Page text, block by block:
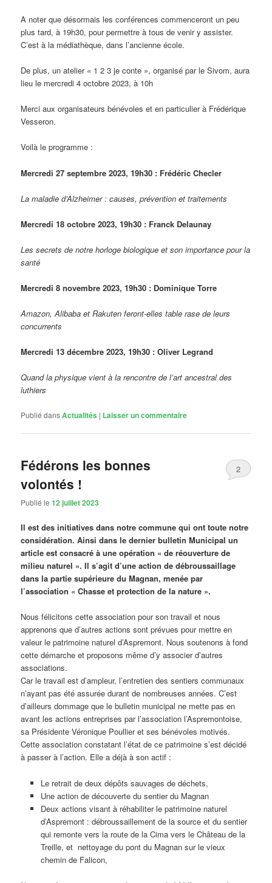
A noter que désormais les conférences commenceront un peu
plus tard, à 19h30, pour permettre à tous de venir y assister.
C’est à la médiathèque, dans l’ancienne école.
De plus, un atelier « 1 2 3 je conte », organisé par le Sivom, aura
lieu le mercredi 4 octobre 2023, à 10h
Merci aux organisateurs bénévoles et en particulier à Frédérique
Vesseron.
Voilà le programme :
Mercredi 27 septembre 2023, 19h30 : Frédéric Checler
La maladie d’Alzheimer : causes, prévention et traitements
Mercredi 18 octobre 2023, 19h30 : Franck Delaunay
Les secrets de notre horloge biologique et son importance pour la
santé
Mercredi 8 novembre 2023, 19h30 : Dominique Torre
Amazon, Alibaba et Rakuten feront-elles table rase de leurs
concurrents
Mercredi 13 décembre 2023, 19h30 : Oliver Legrand
Quand la physique vient à la rencontre de l’art ancestral des
luthiers
Publié dansActualités | Laisser un commentaire
Fédérons les bonnes
volontés !
Publié le12 juillet 2023
2
Il est des initiatives dans notre commune qui ont toute notre
considération. Ainsi dans le dernier bulletin Municipal un
article est consacré à une opération « de réouverture de
milieu naturel ». Il s’agit d’une action de débroussaillage
dans la partie supérieure du Magnan, menée par
l’association « Chasse et protection de la nature ».
Nous félicitons cette association pour son travail et nous
apprenons que d’autres actions sont prévues pour mettre en
valeur le patrimoine naturel d’Aspremont. Nous soutenons à fond
cette démarche et proposons même d’y associer d’autres
associations.
Car le travail est d’ampleur, l’entretien des sentiers communaux
n’ayant pas été assurée durant de nombreuses années. C’est
d’ailleurs dommage que le bulletin municipal ne mette pas en
avant les actions entreprises par l’association l’Aspremontoise,
sa Présidente Véronique Poullier et ses bénévoles motivés.
Cette association constatant l’état de ce patrimoine s’est décidé
à passer à l’action. Elle a déjà à son actif :
Le retrait de deux dépôts sauvages de déchets,
Une action de découverte du sentier du Magnan
Deux actions visant à réhabiliter le patrimoine naturel
d’Aspremont : débroussaillement de la source et du sentier
qui remonte vers la route de la Cima vers le Château de la
Treille, et nettoyage du pont du Magnan sur le vieux
chemin de Falicon,